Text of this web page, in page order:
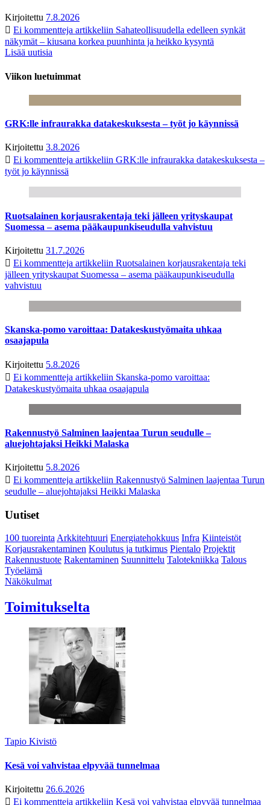
Kirjoitettu 7.8.2026
Ei kommentteja artikkeliin Sahateollisuudella edelleen synkät
näkymät – kiusana korkea puunhinta ja heikko kysyntä
Lisää uutisia
Viikon luetuimmat
GRK:lle infraurakka datakeskuksesta – työt jo käynnissä
Kirjoitettu 3.8.2026
Ei kommentteja artikkeliin GRK:lle infraurakka datakeskuksesta –
työt jo käynnissä
Ruotsalainen korjausrakentaja teki jälleen yrityskaupat
Suomessa – asema pääkaupunkiseudulla vahvistuu
Kirjoitettu 31.7.2026
Ei kommentteja artikkeliin Ruotsalainen korjausrakentaja teki
jälleen yrityskaupat Suomessa – asema pääkaupunkiseudulla
vahvistuu
Skanska-pomo varoittaa: Datakeskustyömaita uhkaa
osaajapula
Kirjoitettu 5.8.2026
Ei kommentteja artikkeliin Skanska-pomo varoittaa:
Datakeskustyömaita uhkaa osaajapula
Rakennustyö Salminen laajentaa Turun seudulle –
aluejohtajaksi Heikki Malaska
Kirjoitettu 5.8.2026
Ei kommentteja artikkeliin Rakennustyö Salminen laajentaa Turun
seudulle – aluejohtajaksi Heikki Malaska
Uutiset
100 tuoreintaArkkitehtuuri Energiatehokkuus Infra Kiinteistöt
Korjausrakentaminen Koulutus ja tutkimus Pientalo Projektit
Rakennustuote Rakentaminen Suunnittelu Talotekniikka Talous
Työelämä
Näkökulmat
Toimitukselta
Tapio Kivistö
Kesä voi vahvistaa elpyvää tunnelmaa
Kirjoitettu 26.6.2026
Ei kommentteja artikkeliin Kesä voi vahvistaa elpyvää tunnelmaa